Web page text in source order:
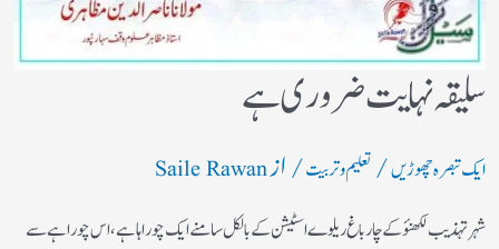
سلیقہ نہایت ضروری ہے
ایک تبصرہ چھوڑیں/ تعلیم و تربیت/ ازSaile Rawan
شہر تہذیب لکھنؤکے چارباغ ریلوے اسٹیشن کے بالکل سامنے ایک چوراہا ہے ،اس چوراہے سے